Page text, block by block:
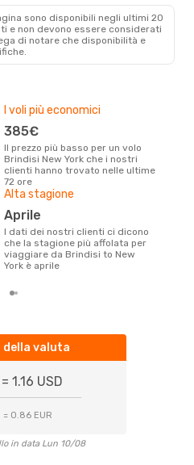
sono disponibili negli ultimi 20
e non devono essere considerati
di notare che disponibilità e
I voli più economici
385€
Il prezzo più basso per un volo
Brindisi New York che i nostri
clienti hanno trovato nelle ultime
72 ore
Alta stagione
aprile
I dati dei nostri clienti ci dicono
che la stagione più affolata per
viaggiare da Brindisi to New
York è aprile
della valuta
1.16 USD
= 0.86 EUR
in data Lun 10/08